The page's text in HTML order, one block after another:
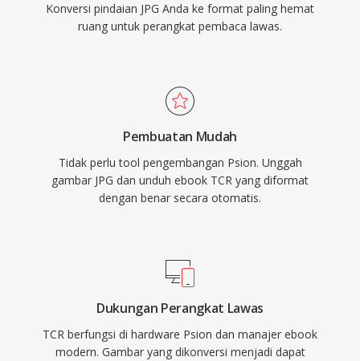
Konversi pindaian JPG Anda ke format paling hemat
ruang untuk perangkat pembaca lawas.
Pembuatan Mudah
Tidak perlu tool pengembangan Psion. Unggah
gambar JPG dan unduh ebook TCR yang diformat
dengan benar secara otomatis.
Dukungan Perangkat Lawas
TCR berfungsi di hardware Psion dan manajer ebook
modern. Gambar yang dikonversi menjadi dapat